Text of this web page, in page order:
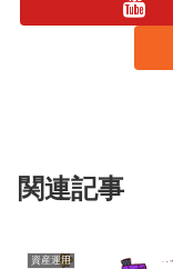
関連記事
資産運用